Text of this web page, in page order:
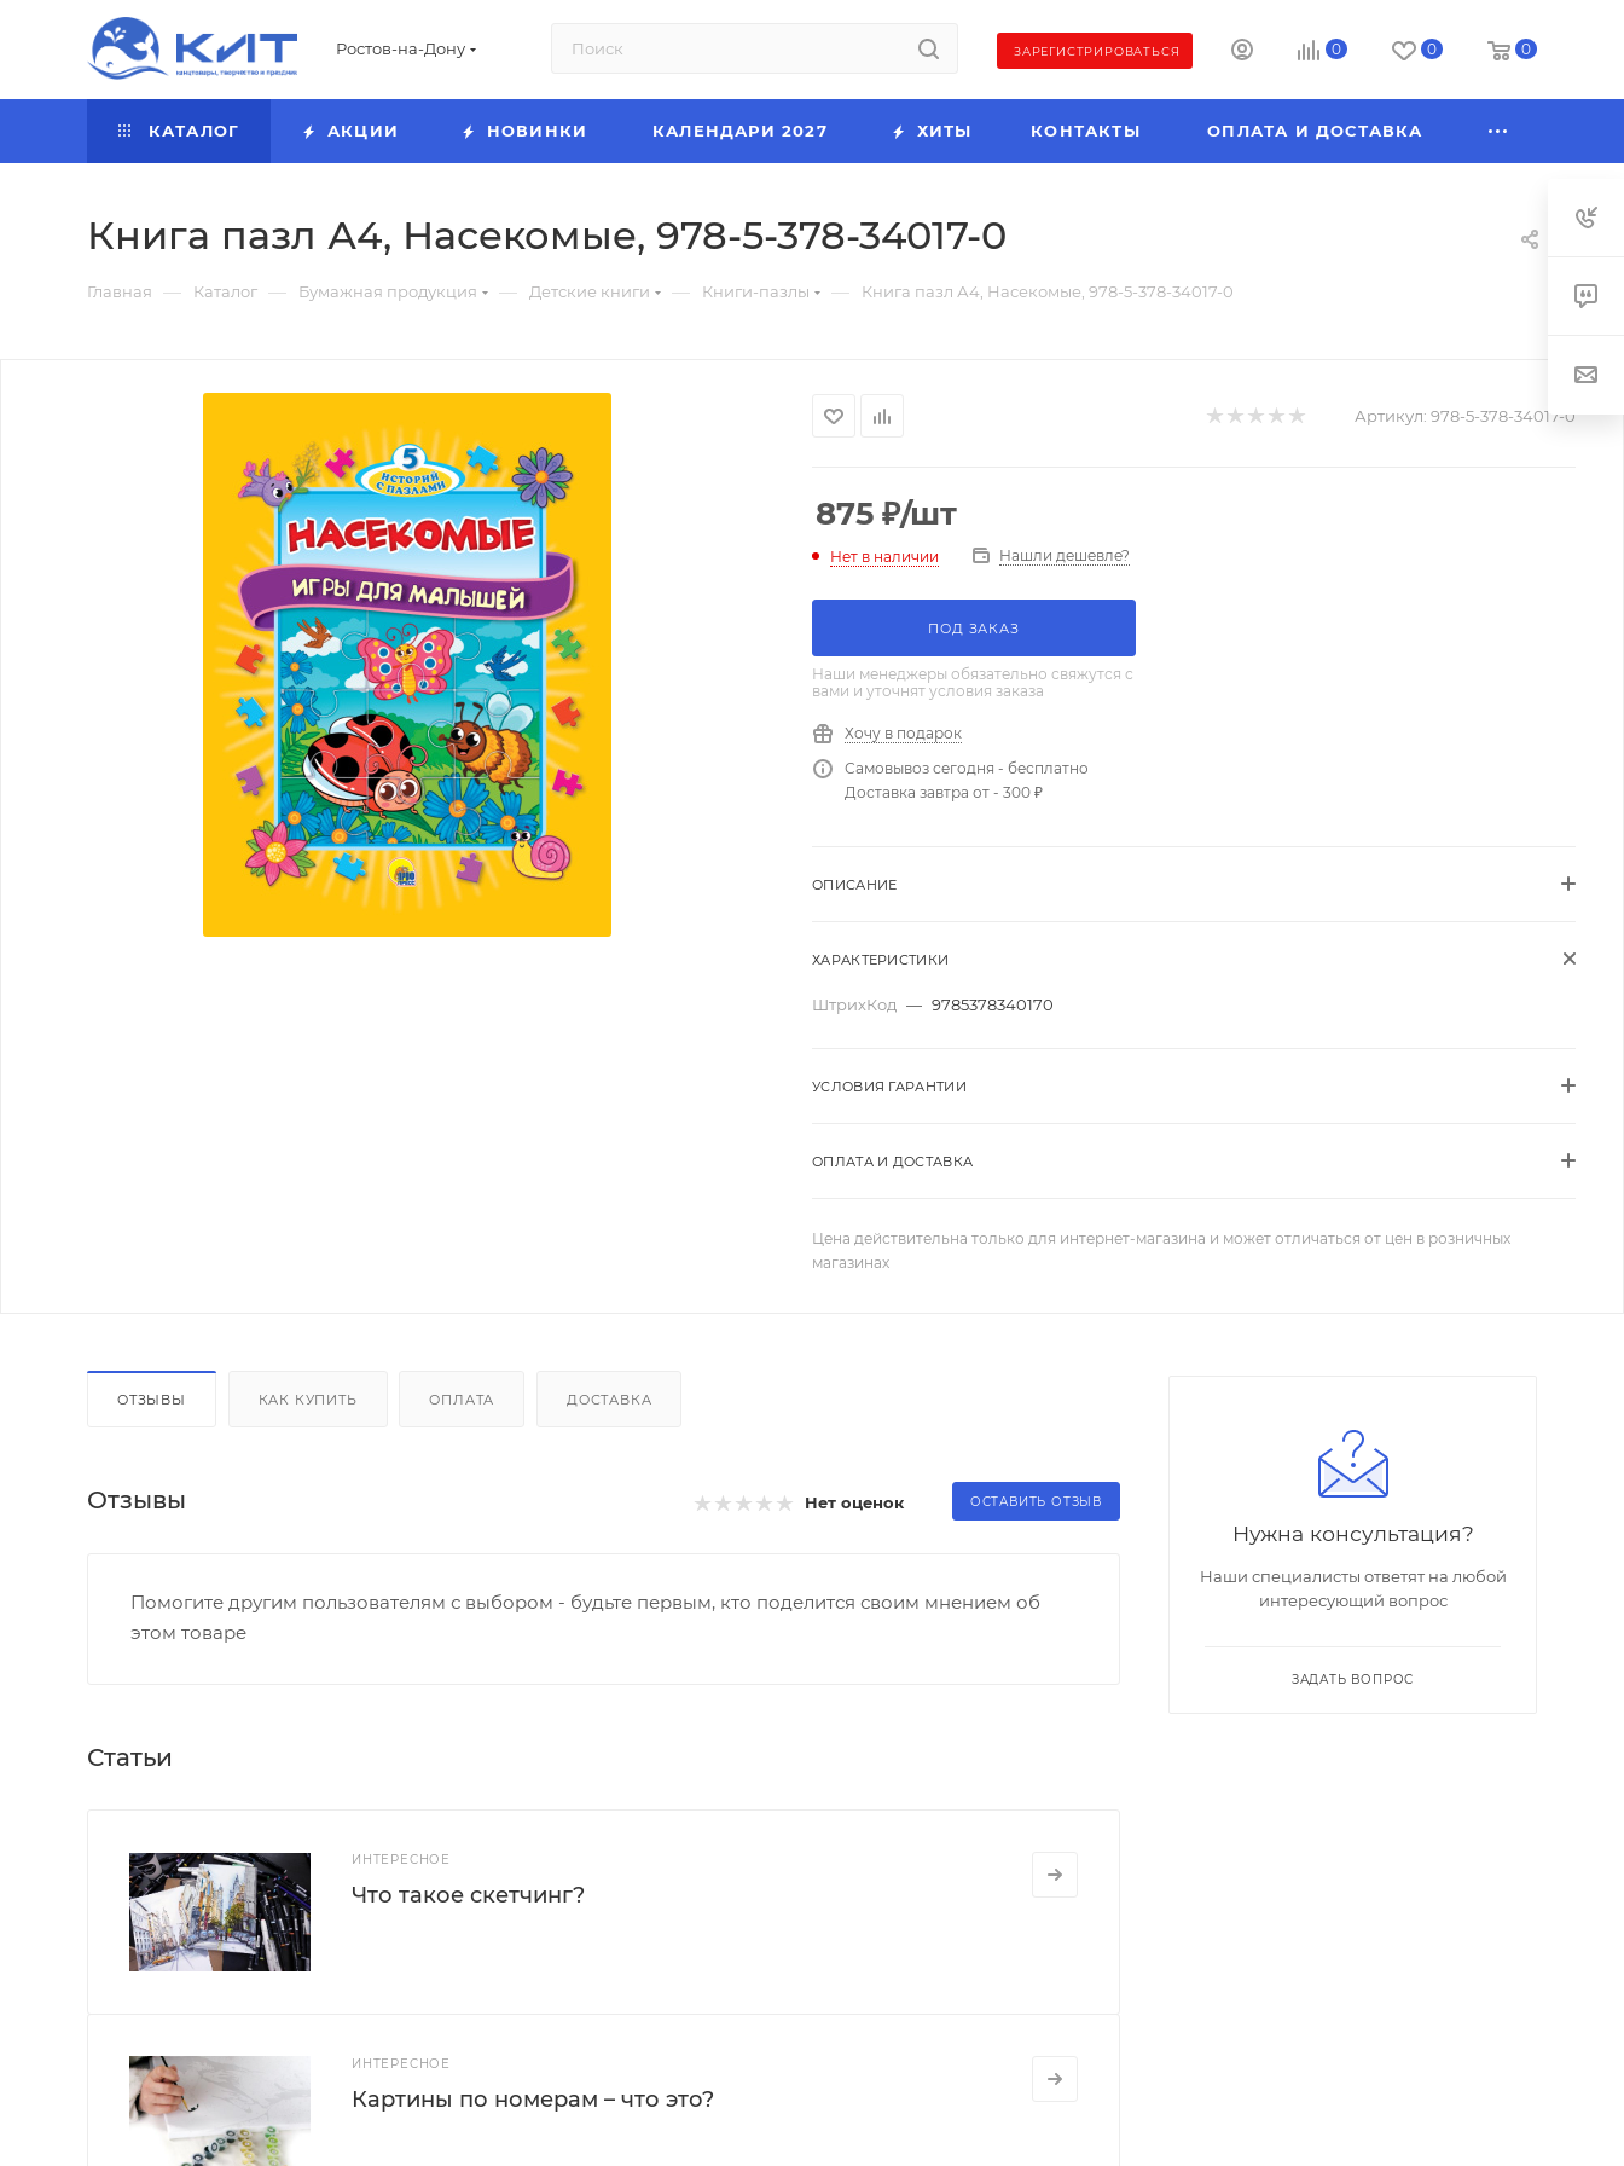
Ростов-на-Дону ЗАРЕГИСТРИРОВАТЬСЯ 0 0 0
КАТАЛОГ АКЦИИ НОВИНКИ КАЛЕНДАРИ 2027 ХИТЫ КОНТАКТЫ ОПЛАТА И ДОСТАВКА
Книга пазл А4, Насекомые, 978-5-378-34017-0
Главная — Каталог — Бумажная продукция — Детские книги — Книги-пазлы — Книга пазл А4, Насекомые, 978-5-378-34017-0
Артикул: 978-5-378-34017-0
875 ₽/шт
Нет в наличии Нашли дешевле?
ПОД ЗАКАЗ
Наши менеджеры обязательно свяжутся с
вами и уточнят условия заказа
Хочу в подарок
Самовывоз сегодня - бесплатно
Доставка завтра от - 300 ₽
ОПИСАНИЕ
ХАРАКТЕРИСТИКИ
ШтрихКод — 9785378340170
УСЛОВИЯ ГАРАНТИИ
ОПЛАТА И ДОСТАВКА
Цена действительна только для интернет-магазина и может отличаться от цен в розничных
магазинах
ОТЗЫВЫ КАК КУПИТЬ ОПЛАТА ДОСТАВКА
Отзывы Нет оценок ОСТАВИТЬ ОТЗЫВ
Помогите другим пользователям с выбором - будьте первым, кто поделится своим мнением об
этом товаре
Статьи
ИНТЕРЕСНОЕ
Что такое скетчинг?
ИНТЕРЕСНОЕ
Картины по номерам – что это?
Нужна консультация?
Наши специалисты ответят на любой
интересующий вопрос
ЗАДАТЬ ВОПРОС